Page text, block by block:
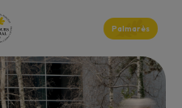
Palmarès